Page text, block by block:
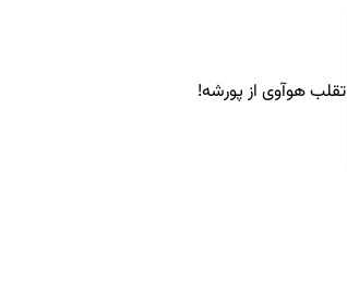
تقلب هوآوی از پورشه!